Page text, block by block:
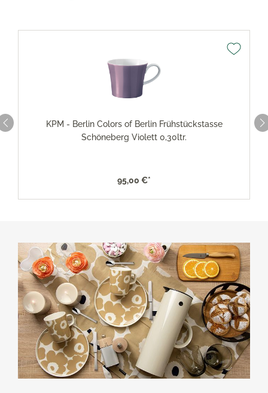
KPM - Berlin Colors of Berlin Frühstückstasse
Schöneberg Violett 0,30ltr.
95,00 €*